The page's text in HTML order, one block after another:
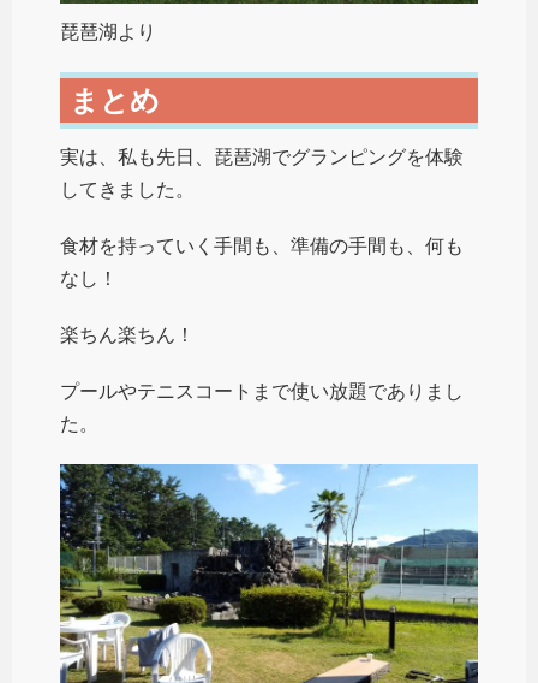
琵琶湖より
まとめ
実は、私も先日、琵琶湖でグランピングを体験
してきました。
食材を持っていく手間も、準備の手間も、何も
なし！
楽ちん楽ちん！
プールやテニスコートまで使い放題でありまし
た。